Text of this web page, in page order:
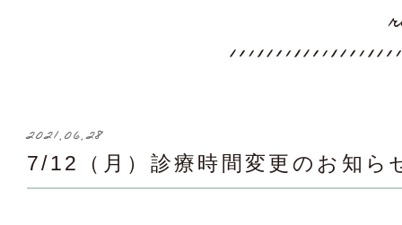
2021.06.28
7/12（月）診療時間変更のお知ら